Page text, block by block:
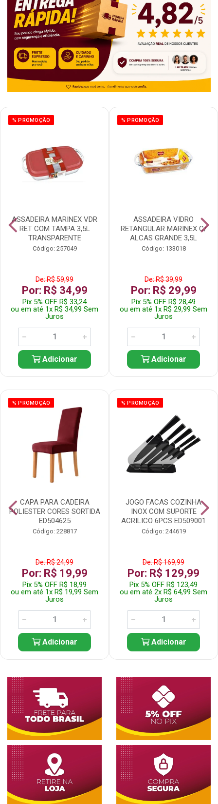
% PROMOÇÃO
ASSADEIRA MARINEX VDR
RET COM TAMPA 3,5L
TRANSPARENTE
Código: 257049
De: R$ 59,99
Por: R$ 34,99
Pix 5% OFF R$ 33,24
ou em até 1x R$ 34,99 Sem
Juros
Adicionar
% PROMOÇÃO
ASSADEIRA VIDRO
RETANGULAR MARINEX C/
ALCAS GRANDE 3,5L
Código: 133018
De: R$ 39,99
Por: R$ 29,99
Pix 5% OFF R$ 28,49
ou em até 1x R$ 29,99 Sem
Juros
Adicionar
% PROMOÇÃO
CAPA PARA CADEIRA
POLIESTER CORES SORTIDA
ED504625
Código: 228817
De: R$ 24,99
Por: R$ 19,99
Pix 5% OFF R$ 18,99
ou em até 1x R$ 19,99 Sem
Juros
Adicionar
% PROMOÇÃO
JOGO FACAS COZINHA
INOX COM SUPORTE
ACRILICO 6PCS ED509001
Código: 244619
De: R$ 169,99
Por: R$ 129,99
Pix 5% OFF R$ 123,49
ou em até 2x R$ 64,99 Sem
Juros
Adicionar